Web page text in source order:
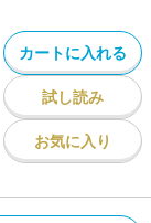
カートに入れる
試し読み
お気に入り